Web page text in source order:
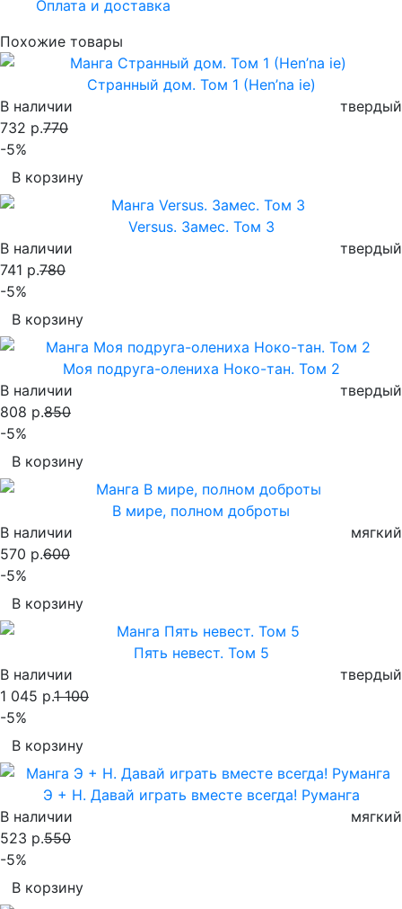
Оплата и доставка
Похожие товары
Странный дом. Том 1 (Hen’na ie)
В наличии
твердый
732 р.770
-5%
В корзину
Versus. Замес. Том 3
В наличии
твердый
741 р.780
-5%
В корзину
Моя подруга-олениха Ноко-тан. Том 2
В наличии
твердый
808 р.850
-5%
В корзину
В мире, полном доброты
В наличии
мягкий
570 р.600
-5%
В корзину
Пять невест. Том 5
В наличии
твердый
1 045 р.1 100
-5%
В корзину
Э + Н. Давай играть вместе всегда! Руманга
В наличии
мягкий
523 р.550
-5%
В корзину